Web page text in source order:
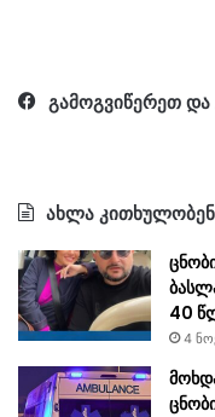
გამოგვიწერეთ და
ახლა კითხულობენ
40
4